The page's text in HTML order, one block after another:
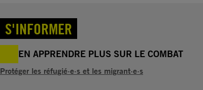
S'INFORMER
EN APPRENDRE PLUS SUR LE COMBAT
Protéger les réfugié·e·s et les migrant·e·s